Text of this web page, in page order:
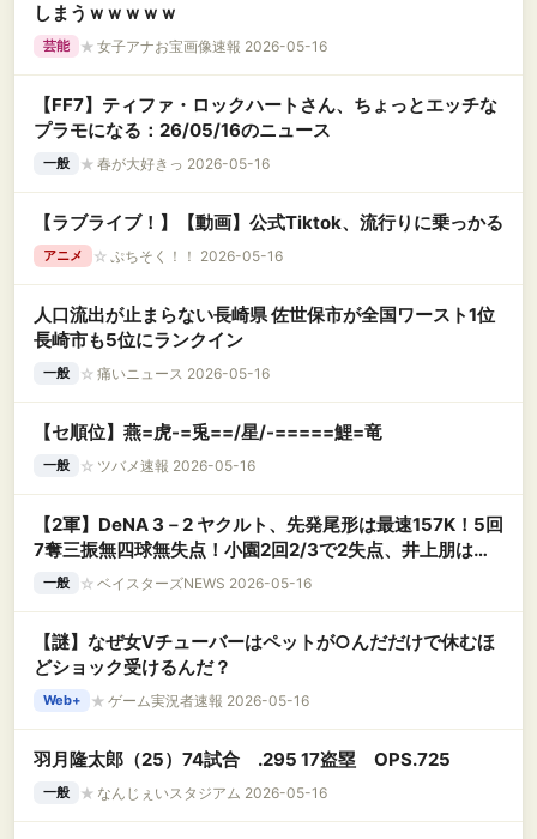
しまうｗｗｗｗｗ
芸能 ★ 女子アナお宝画像速報 2026-05-16
【FF7】ティファ・ロックハートさん、ちょっとエッチな
プラモになる：26/05/16のニュース
一般 ★ 春が大好きっ 2026-05-16
【ラブライブ！】【動画】公式Tiktok、流行りに乗っかる
アニメ ☆ ぷちそく！！ 2026-05-16
人口流出が止まらない長崎県 佐世保市が全国ワースト1位
長崎市も5位にランクイン
一般 ☆ 痛いニュース 2026-05-16
【セ順位】燕=虎-=兎==/星/-=====鯉=竜
一般 ☆ ツバメ速報 2026-05-16
【2軍】DeNA 3－2 ヤクルト、先発尾形は最速157K！5回
7奪三振無四球無失点！小園2回2/3で2失点、井上朋は無
安打2三振、高見澤.388・上甲.304が猛打賞
一般 ☆ ベイスターズNEWS 2026-05-16
【謎】なぜ女Vチューバーはペットが○んだだけで休むほ
どショック受けるんだ？
Web+ ★ ゲーム実況者速報 2026-05-16
羽月隆太郎（25）74試合 .295 17盗塁 OPS.725
一般 ★ なんじぇいスタジアム 2026-05-16